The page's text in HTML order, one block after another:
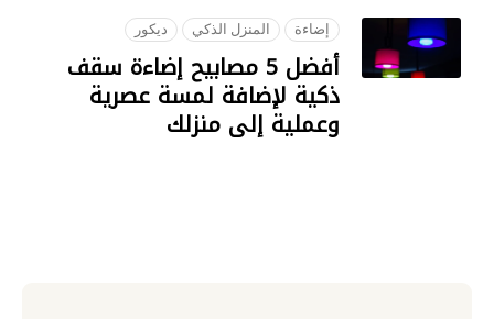
إضاءة المنزل الذكي ديكور
أفضل 5 مصابيح إضاءة سقف
ذكية لإضافة لمسة عصرية
وعملية إلى منزلك